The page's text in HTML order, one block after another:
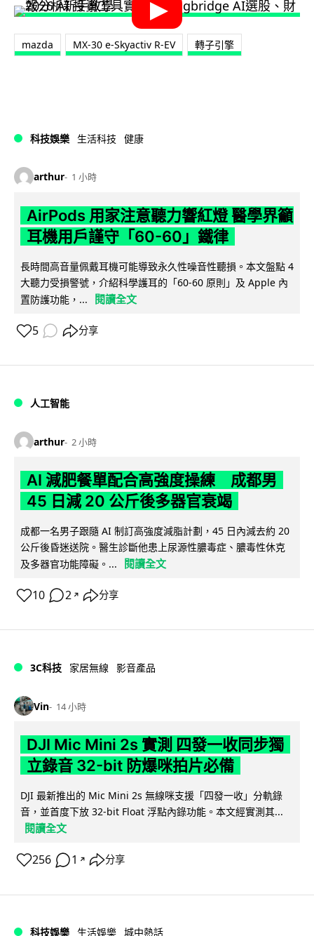
mazda MX-30 e-Skyactiv R-EV 轉子引擎
科技娛樂 生活科技 健康
arthur 1 小時
AirPods 用家注意聽力響紅燈 醫學界籲
耳機用戶謹守「60-60」鐵律
長時間高音量佩戴耳機可能導致永久性噪音性聽損。本文盤點 4
大聽力受損警號，介紹科學護耳的「60-60 原則」及 Apple 內
置防護功能，...
閱讀全文
5 分享
人工智能
arthur 2 小時
AI 減肥餐單配合高強度操練 成都男
45 日減 20 公斤後多器官衰竭
成都一名男子跟隨 AI 制訂高強度減脂計劃，45 日內減去約 20
公斤後昏迷送院。醫生診斷他患上尿源性膿毒症、膿毒性休克
及多器官功能障礙。...
閱讀全文
10 2 ↗ 分享
3C科技 家居無線 影音產品
Vin 14 小時
DJI Mic Mini 2s 實測 四發一收同步獨
立錄音 32-bit 防爆咪拍片必備
DJI 最新推出的 Mic Mini 2s 無線咪支援「四發一收」分軌錄
音，並首度下放 32-bit Float 浮點內錄功能。本文經實測其...
閱讀全文
256 1 ↗ 分享
科技娛樂 生活娛樂 城中熱話